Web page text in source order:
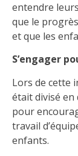
entendre
que le
et que les
S’engager
Lors de cette
était divisé
pour
travail
enfants.